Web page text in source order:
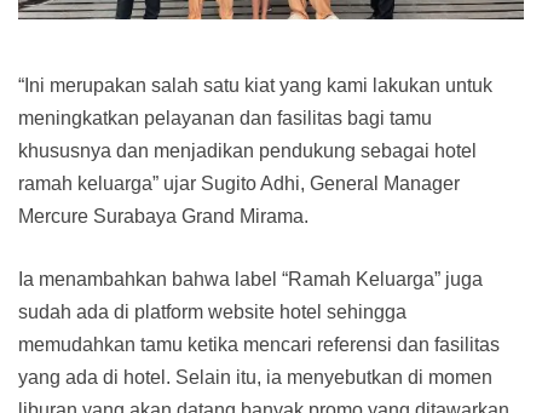
“Ini merupakan salah satu kiat yang kami lakukan untuk
meningkatkan pelayanan dan fasilitas bagi tamu
khususnya dan menjadikan pendukung sebagai hotel
ramah keluarga” ujar Sugito Adhi, General Manager
Mercure Surabaya Grand Mirama.
Ia menambahkan bahwa label “Ramah Keluarga” juga
sudah ada di platform website hotel sehingga
memudahkan tamu ketika mencari referensi dan fasilitas
yang ada di hotel. Selain itu, ia menyebutkan di momen